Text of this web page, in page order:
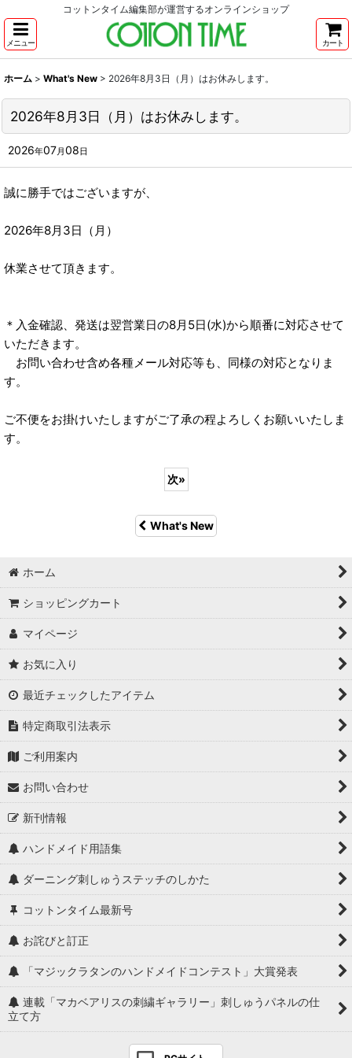
コットンタイム編集部が運営するオンラインショップ
メニュー カート
ホーム > What's New > 2026年8月3日（月）はお休みします。
2026年8月3日（月）はお休みします。
2026年07月08日
誠に勝手ではございますが、
2026年8月3日（月）
休業させて頂きます。
＊入金確認、発送は翌営業日の8月5日(水)から順番に対応させて
いただきます。
お問い合わせ含め各種メール対応等も、同様の対応となりま
す。
ご不便をお掛けいたしますがご了承の程よろしくお願いいたしま
す。
次»
What's New
ホーム
ショッピングカート
マイページ
お気に入り
最近チェックしたアイテム
特定商取引法表示
ご利用案内
お問い合わせ
新刊情報
ハンドメイド用語集
ダーニング刺しゅうステッチのしかた
コットンタイム最新号
お詫びと訂正
「マジックラタンのハンドメイドコンテスト」大賞発表
連載「マカベアリスの刺繍ギャラリー」刺しゅうパネルの仕
立て方